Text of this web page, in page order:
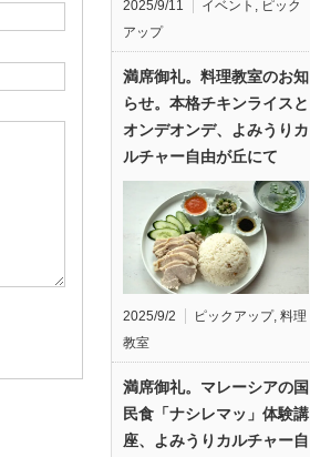
2025/9/11 イベント , ピック
アップ
満席御礼。料理教室のお知
らせ。本格チキンライスと
オンデオンデ、よみうりカ
ルチャー自由が丘にて
2025/9/2 ピックアップ, 料理
教室
満席御礼。マレーシアの国
民食「ナシレマッ」体験講
座、よみうりカルチャー自